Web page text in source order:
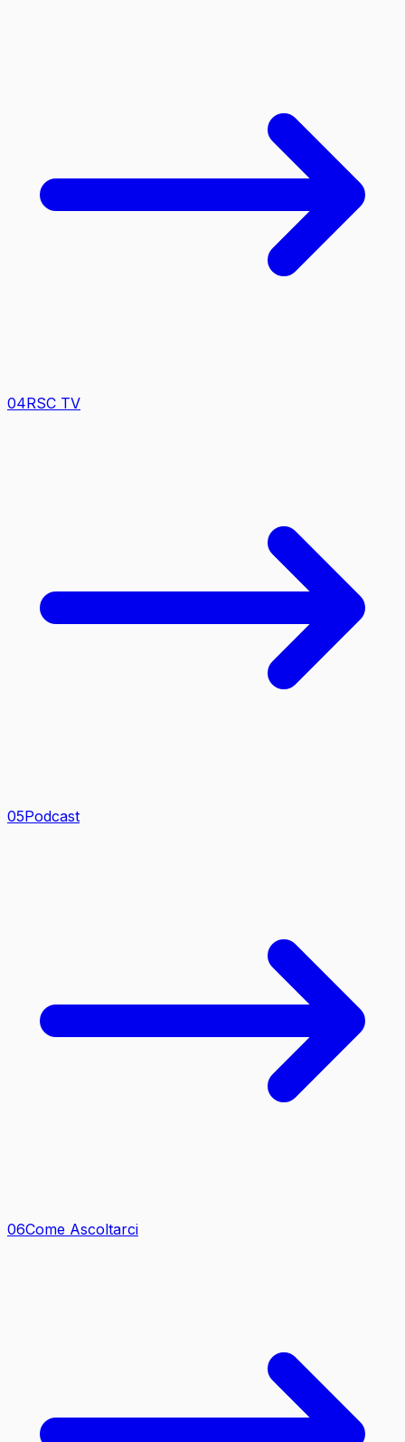
04RSC TV
05Podcast
06Come Ascoltarci